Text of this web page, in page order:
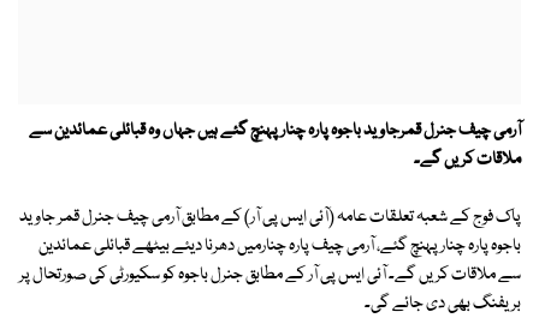
آرمی چیف جنرل قمرجاوید باجوہ پارہ چنار پہنچ گئے ہیں جہاں وہ قبائلی عمائدین سے
ملاقات کریں گے۔
پاک فوج کے شعبہ تعلقات عامہ (آئی ایس پی آر) کے مطابق آرمی چیف جنرل قمر جاوید
باجوہ پارہ چنار پہنچ گئے، آرمی چیف پارہ چنارمیں دھرنا دیئے بیٹھے قبائلی عمائدین
سے ملاقات کریں گے۔ آئی ایس پی آر کے مطابق جنرل باجوہ کو سکیورٹی کی صورتحال پر
بریفنگ بھی دی جائے گی۔